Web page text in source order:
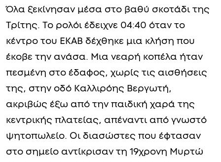
Όλα ξεκίνησαν μέσα στο βαθύ σκοτάδι της
Τρίτης. Το ρολόι έδειχνε 04:40 όταν το
κέντρο του ΕΚΑΒ δέχθηκε μια κλήση που
έκοβε την ανάσα. Μια νεαρή κοπέλα ήταν
πεσμένη στο έδαφος, χωρίς τις αισθήσεις
της, στην οδό Καλλιρόης Βεργωτή,
ακριβώς έξω από την παιδική χαρά της
κεντρικής πλατείας, απέναντι από γνωστό
ψητοπωλείο. Οι διασώστες που έφτασαν
στο σημείο αντίκρισαν τη 19χρονη Μυρτώ